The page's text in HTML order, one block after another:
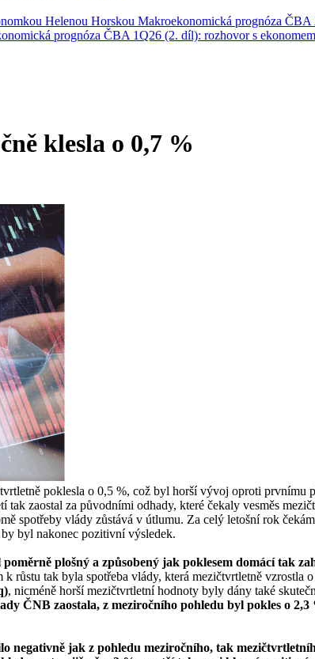
Helenou Horskou Makroekonomická prognóza ČBA
prognóza ČBA 1Q26 (2. díl): rozhovor s
klesla o 0,7 %
poklesla o 0,5 %, což byl horší vývoj oproti
zaostal za původními odhady, které čekaly vesměs
spotřeby vlády zůstává v útlumu. Za celý letošní rok
byl nakonec pozitivní výsledek.
plošný a způsobený jak poklesem domácí tak
růstu tak byla spotřeba vlády, která mezičtvrtletně vzrostla
, nicméně horší mezičtvrtletní hodnoty byly dány také
ČNB zaostala, z meziročního pohledu byl pokles o
negativně jak z pohledu meziročního, tak